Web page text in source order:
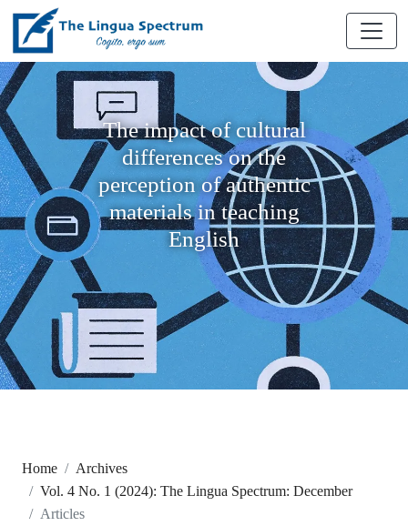
The impact of cultural
differences on the
perception of authentic
materials in teaching
English
Home
Archives
Vol. 4 No. 1 (2024): The Lingua Spectrum: December
Articles